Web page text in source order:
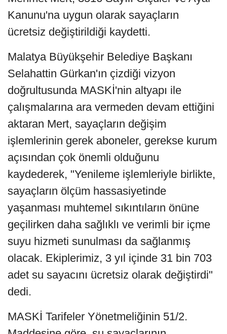
Kanunu'na uygun olarak sayaçların
ücretsiz değiştirildiği kaydetti.
Malatya Büyükşehir Belediye Başkanı
Selahattin Gürkan'ın çizdiği vizyon
doğrultusunda MASKİ'nin altyapı ile
çalışmalarına ara vermeden devam ettiğini
aktaran Mert, sayaçların değişim
işlemlerinin gerek aboneler, gerekse kurum
açısından çok önemli olduğunu
kaydederek, "Yenileme işlemleriyle birlikte,
sayaçların ölçüm hassasiyetinde
yaşanması muhtemel sıkıntıların önüne
geçilirken daha sağlıklı ve verimli bir içme
suyu hizmeti sunulması da sağlanmış
olacak. Ekiplerimiz, 3 yıl içinde 31 bin 703
adet su sayacını ücretsiz olarak değiştirdi"
dedi.
MASKİ Tarifeler Yönetmeliğinin 51/2.